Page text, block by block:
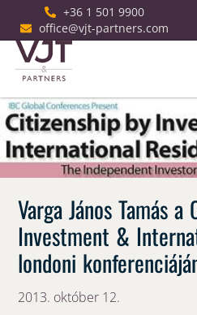
+36 1 501 9900
office@vjt-partners.com
Varga János Tamás
Investment &
londoni
2013. október 12.